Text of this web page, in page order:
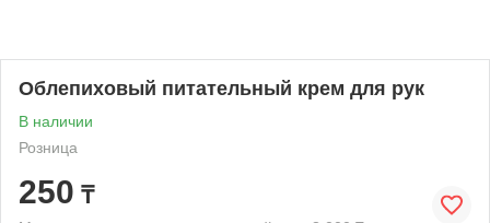
Облепиховый питательный крем для рук
В наличии
Розница
250 ₸